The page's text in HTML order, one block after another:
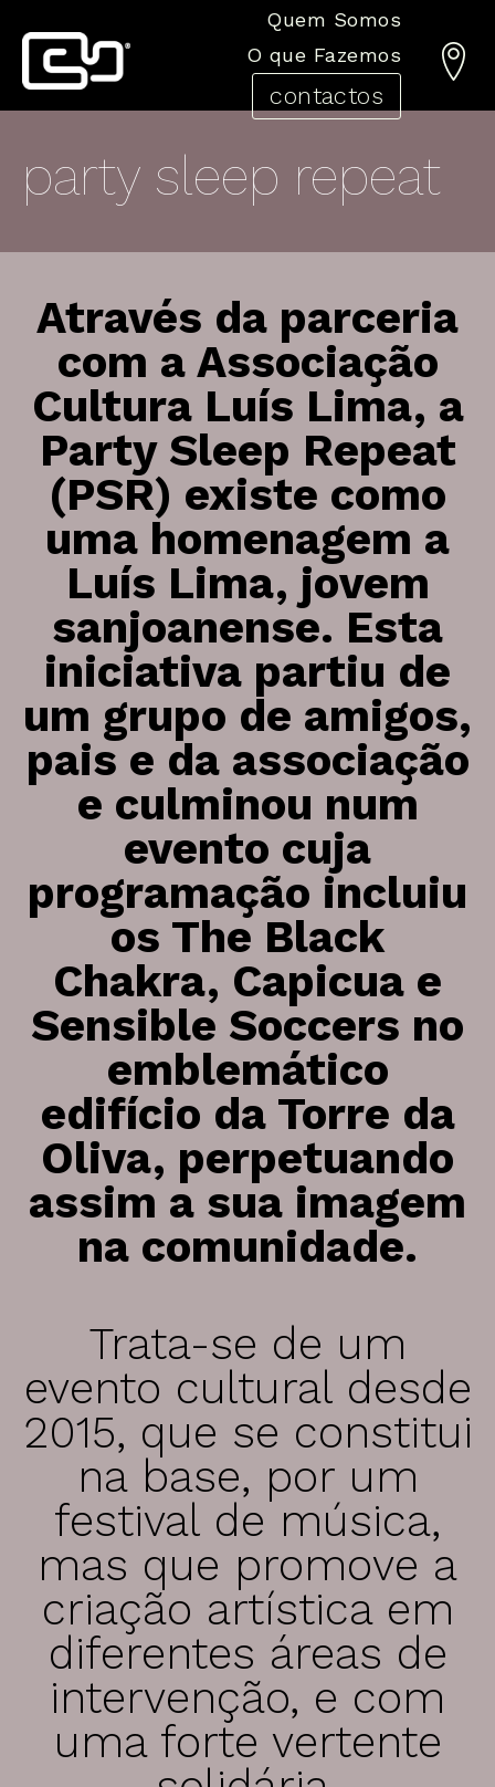
Quem Somos
O que Fazemos
contactos
História
Organização
Equipa
documentação
Estatutos
Regulamentos
Protocolos
Associados
Marca Registada
Planos e Relatórios Anuais
Fichas Técnicas
atividade
Últimas Notícias
Arquivo de Notícias
Campanhas a Decorrer
Clipping Imprensa
galeria
2010 > 2019
2000 > 2009
1997 > 1999
loja
Bazar Ecos Social
Banco Local Voluntariado
projetos
Lugares de Encontro
formação
Dinamização de Ações de Formação
Estágios Curriculares
animação sociocultural
Apoio ao Jovem
Familiarte
Peregrinação Poética
Poesia na Corda
Atividades de Verão
Semana da Juventude
Cultura Conjunta
Cultura para Todos
Festa de Natal Centro Comunitário
Cartas ao Pai Natal
oficinas
Oficina de Teatro
Oficina de Defesa Pessoal
Oficina de Dança Criativa
Oficina de Música
Oficina das Emoções
Oficina de Expressões
centro comunitário
Serviço de Atendimento e Acompanhamento Social
Apoio Alimentar
representação institucional
EAPN Portugal – Núcleo de Aveiro
FAJDA – Federação de Associações Juvenis do Distrito
de Aveiro
Conselho Municipal de Juventude de S. João da Madeira
promoção institucional
Cidade no Jardim
Jantar de Solidariedade
Aniversário da Associação
parcerias
ACCL, Party Sleep Repeat
party sleep repeat
Através da parceria
com a Associação
Cultura Luís Lima, a
Party Sleep Repeat
(PSR) existe como
uma homenagem a
Luís Lima, jovem
sanjoanense. Esta
iniciativa partiu de
um grupo de amigos,
pais e da associação
e culminou num
evento cuja
programação incluiu
os The Black
Chakra, Capicua e
Sensible Soccers no
emblemático
edifício da Torre da
Oliva, perpetuando
assim a sua imagem
na comunidade.
Trata-se de um
evento cultural desde
2015, que se constitui
na base, por um
festival de música,
mas que promove a
criação artística em
diferentes áreas de
intervenção, e com
uma forte vertente